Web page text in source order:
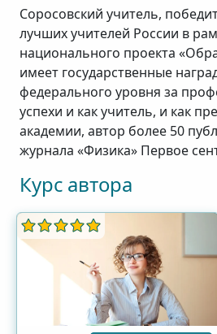
Соросовский учитель,
лучших учителей России в
национального проекта
имеет государственные
федерального уровня за
успехи и как учитель, и как
академии, автор более 50
журнала «Физика» Первое
Курс автора